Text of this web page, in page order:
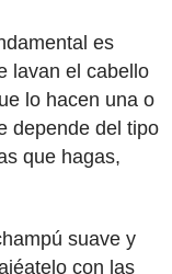
es
lavan el cabello
lo hacen una o
depende del tipo
que hagas,
suave y
con las